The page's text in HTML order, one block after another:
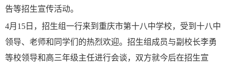
告等招生宣传活动。
4月15日，招生组一行来到重庆市第十八中学校，受到十八中
领导、老师和同学们的热烈欢迎。招生组成员与副校长李勇
等校领导和高三年级主任进行会谈，双方就今后在招生宣